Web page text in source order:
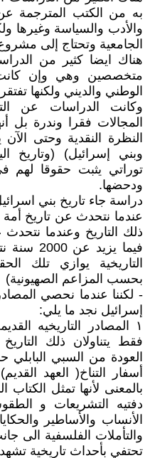
به من الكتب المترجمة
الجامعية وتحتاج إلى
هناك ايضا كثير من
متخصصين وهي وإن
الوطني والديني ولكنها
وكانت الدراسات عن
المجالات فقرا وندرة بل
النظرة النقدية وحتى
وبني إسرائيل) (وتاريخ
توراتي يثبت حقوقا لهم
ودحضها.
دراسة جاء تاريخ بني
عندما نتحدث عن تاريخ أمة
ذلك التاريخ وعندما
فيما
التاريخية يوازي تلك
بحسب المزاعم الصهيونية)
- لكننا عندما نحصي
إسرائيل نجد ما يلي:
١ المصادر التاريخيه
فقط يتناولان ذلك
أسفار التناخ( العهد
بالمعنى لأنها تمثل
دفتيه التشريعات و
الأنساب والأساطير
والتأملات الفلسفية الى
تحتفي بأحداث تاريخية